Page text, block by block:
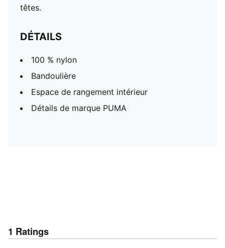
têtes.
DÉTAILS
100 % nylon
Bandoulière
Espace de rangement intérieur
Détails de marque PUMA
1 Ratings